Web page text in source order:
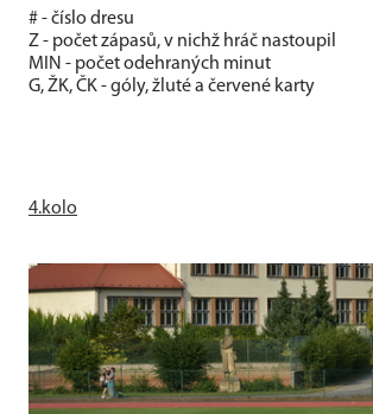
# - číslo dresu
Z - počet zápasů, v nichž hráč nastoupil
MIN - počet odehraných minut
G, ŽK, ČK - góly, žluté a červené karty
4.kolo